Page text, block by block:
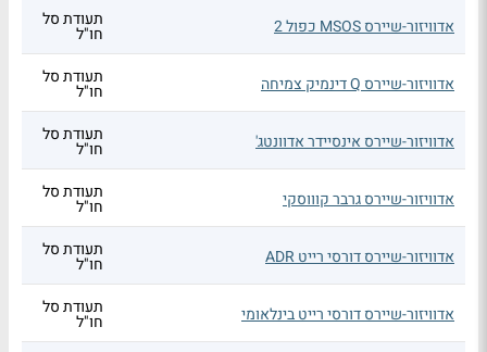
אדוויזור-שיירס MSOS כפול 2 תעודת סל
חו"ל
אדוויזור-שיירס Q דינמיק צמיחה תעודת סל
חו"ל
אדוויזור-שיירס אינסיידר אדוונטג' תעודת סל
חו"ל
אדוויזור-שיירס גרבר קוווסקי תעודת סל
חו"ל
אדוויזור-שיירס דורסי רייט ADR תעודת סל
חו"ל
אדוויזור-שיירס דורסי רייט בינלאומי תעודת סל
חו"ל